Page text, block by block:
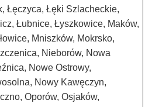
Łęczyca, Łęki Szlacheckie,
Łubnice, Łyszkowice, Maków,
Mniszków, Mokrsko,
Nieborów, Nowa
Nowe Ostrowy,
Nowy Kawęczyn,
Oporów, Osjaków,